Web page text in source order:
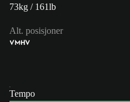
73kg / 161lb
Alt. posisjoner
VMHV
Tempo